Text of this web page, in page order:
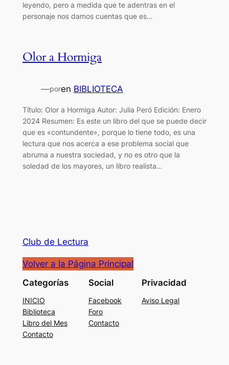
leyendo, pero a medida que te adentras en el
personaje nos damos cuentas que es…
Olor a Hormiga
—poren BIBLIOTECA
Título: Olor a Hormiga Autor: Julia Peró Edición: Enero
2024 Resumen: Es este un libro del que se puede decir
que es «contundente», porque lo tiene todo, es una
lectura que nos acerca a ese problema social que
abruma a nuestra sociedad, y no es otro que la
soledad de los mayores, un libro realista…
Club de Lectura
Volver a la Página Principal
Categorías
INICIO
Biblioteca
Libro del Mes
Contacto
Social
Facebook
Foro
Contacto
Privacidad
Aviso Legal